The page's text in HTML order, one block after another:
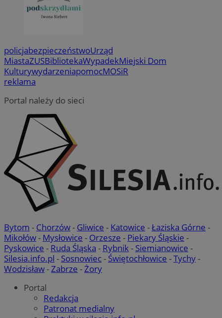
policjabezpieczeństwoUrząd
MiastaZUSBibliotekaWypadekMiejski Dom
KulturywydarzeniapomocMOSiR
reklama
Portal należy do sieci
Bytom - Chorzów- Gliwice - Katowice -Łaziska Górne -
Mikołów- Mysłowice - Orzesze - Piekary Śląskie -
Pyskowice - Ruda Śląska - Rybnik- Siemianowice -
Silesia.info.pl - Sosnowiec- Świętochłowice -Tychy-
Wodzisław-Zabrze -Żory
Portal
Redakcja
Patronat medialny